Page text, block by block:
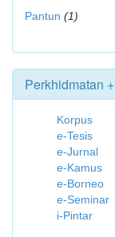
Pantun (1)
Perkhidmatan +
Korpus
e-Tesis
e-Jurnal
e-Kamus
e-Borneo
e-Seminar
i-Pintar